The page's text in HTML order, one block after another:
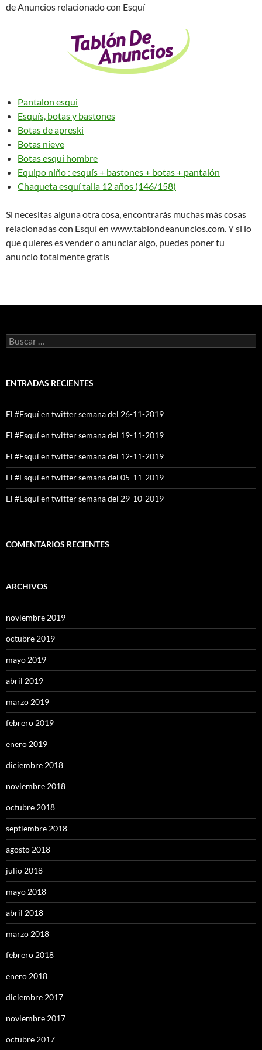
de Anuncios relacionado con Esquí
Pantalon esqui
Esquís, botas y bastones
Botas de apreski
Botas nieve
Botas esqui hombre
Equipo niño : esquís + bastones + botas + pantalón
Chaqueta esquí talla 12 años (146/158)
Si necesitas alguna otra cosa, encontrarás muchas más cosas
relacionadas con Esquí en www.tablondeanuncios.com. Y si lo
que quieres es vender o anunciar algo, puedes poner tu
anuncio totalmente gratis
Buscar:
ENTRADAS RECIENTES
El #Esquí en twitter semana del 26-11-2019
El #Esquí en twitter semana del 19-11-2019
El #Esquí en twitter semana del 12-11-2019
El #Esquí en twitter semana del 05-11-2019
El #Esquí en twitter semana del 29-10-2019
COMENTARIOS RECIENTES
ARCHIVOS
noviembre 2019
octubre 2019
mayo 2019
abril 2019
marzo 2019
febrero 2019
enero 2019
diciembre 2018
noviembre 2018
octubre 2018
septiembre 2018
agosto 2018
julio 2018
mayo 2018
abril 2018
marzo 2018
febrero 2018
enero 2018
diciembre 2017
noviembre 2017
octubre 2017